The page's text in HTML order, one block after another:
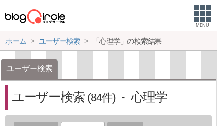
MENU
ホーム ユーザー検索 「心理学」の検索結果
ユーザー検索
ユーザー検索 84 心理学